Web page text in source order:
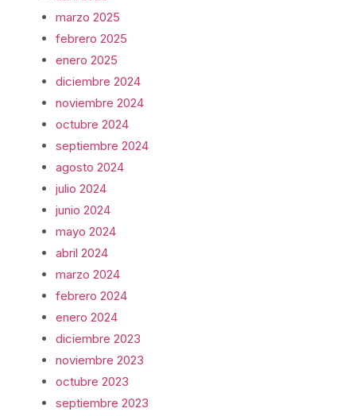
marzo 2025
febrero 2025
enero 2025
diciembre 2024
noviembre 2024
octubre 2024
septiembre 2024
agosto 2024
julio 2024
junio 2024
mayo 2024
abril 2024
marzo 2024
febrero 2024
enero 2024
diciembre 2023
noviembre 2023
octubre 2023
septiembre 2023